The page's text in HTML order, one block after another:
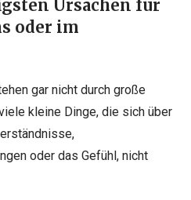
Ursachen für
oder im
gar nicht durch große
kleine Dinge, die sich über
oder das Gefühl, nicht